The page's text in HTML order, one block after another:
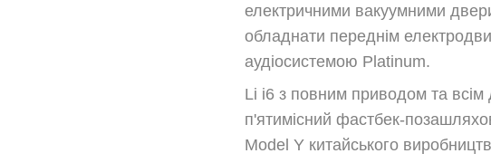
електричними вакуумними
обладнати переднім
аудіосистемою Platinum.
Li i6 з повним приводом та
п'ятимісний фастбек-
Model Y китайського